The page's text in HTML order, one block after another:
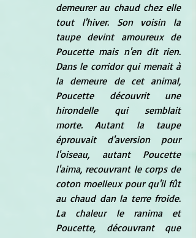
demeurer au chaud chez elle
tout l'hiver. Son voisin la
taupe devint amoureux de
Poucette mais n'en dit rien.
Dans le corridor qui menait à
la demeure de cet animal,
Poucette découvrit une
hirondelle qui semblait
morte. Autant la taupe
éprouvait d'aversion pour
l'oiseau, autant Poucette
l'aima, recouvrant le corps de
coton moelleux pour qu'il fût
au chaud dan la terre froide.
La chaleur le ranima et
Poucette, découvrant que